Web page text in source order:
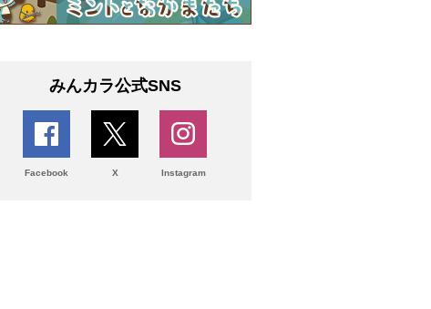
みんカラ公式SNS
Facebook X Instagram